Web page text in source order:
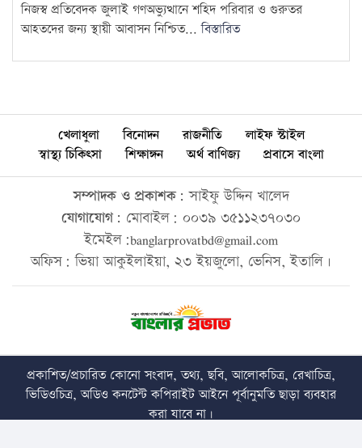
নিজস্ব প্রতিবেদক জুলাই গণঅভ্যুত্থানে শহিদ পরিবার ও গুরুতর
আহতদের জন্য স্থায়ী আবাসন নিশ্চিত...বিস্তারিত
খেলাধুলা বিনোদন রাজনীতি
লাইফ স্টাইল
স্বাস্থ্য চিকিৎসা
শিক্ষাঙ্গন অর্থ বাণিজ্য প্রবাসে বাংলা
সম্পাদক ও প্রকাশক: সাইফু উদ্দিন খালেদ
যোগাযোগ: মোবাইল: ০০৩৯ ৩৫১১২৩৭০৩০
ইমেইল:banglarprovatbd@gmail.com
অফিস: ভিয়া আকুইলাইয়া, ২৩ ইয়জুলো, ভেনিস, ইতালি।
প্রকাশিত/প্রচারিত কোনো সংবাদ, তথ্য, ছবি, আলোকচিত্র, রেখাচিত্র,
ভিডিওচিত্র, অডিও কনটেন্ট কপিরাইট আইনে পূর্বানুমতি ছাড়া ব্যবহার
করা যাবে না।